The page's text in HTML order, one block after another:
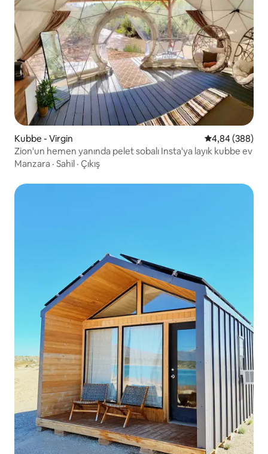
Kubbe - Virgin 5 üzerinden
4,84 (388)
Zion'un hemen yanında pelet sobalı Insta'ya layık kubbe ev
Manzara · Sahil · Çıkış